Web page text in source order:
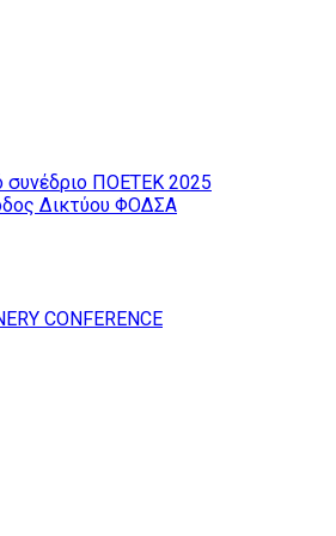
συνέδριο ΠΟΕΤΕΚ 2025
Δικτύου ΦΟΔΣΑ
CONFERENCE